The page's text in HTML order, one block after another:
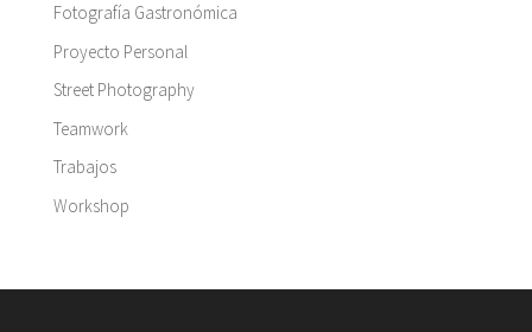
Fotografía Gastronómica
Proyecto Personal
Street Photography
Teamwork
Trabajos
Workshop